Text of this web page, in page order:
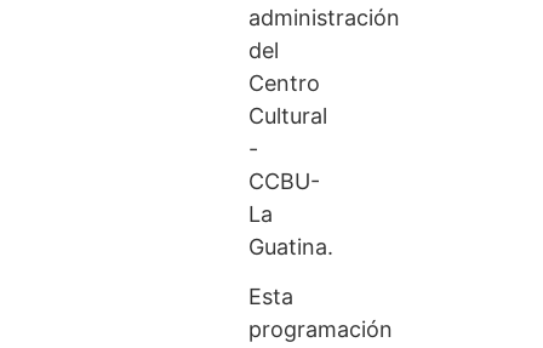
administración
del
Centro
Cultural
-
CCBU-
La
Guatina.
Esta
programación